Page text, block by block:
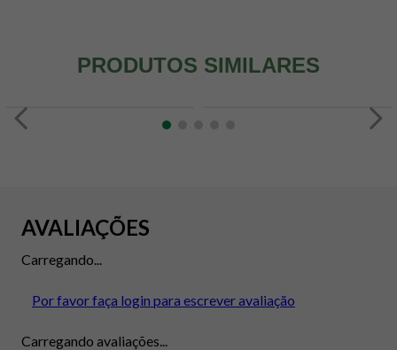
PRODUTOS SIMILARES
AVALIAÇÕES
Carregando...
Por favor faça login para escrever avaliação
Carregando avaliações...